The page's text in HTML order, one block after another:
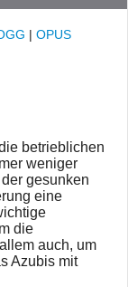
| OPUS
betrieblichen
weniger
gesunken
eine
die
auch, um
Azubis mit